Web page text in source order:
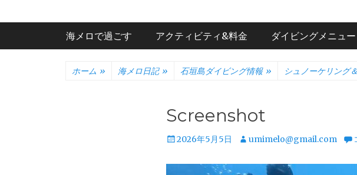
メインメニュー
海メロで過ごす アクティビティ&料金 ダイビングメニュー
ホーム » 海メロ日記 » 石垣島ダイビング情報 » シュノーケリング
Screenshot
投
日
2026年5月5日
投
者
umimelo@gmail.com